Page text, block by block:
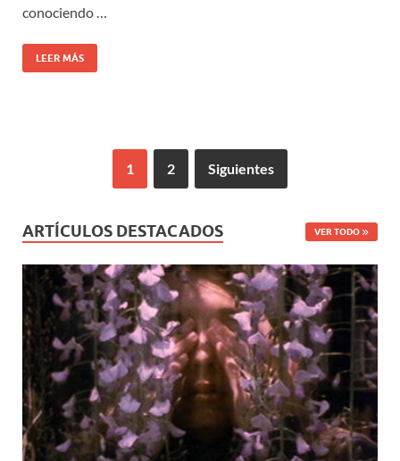
conociendo …
LEER MÁS
1 2 Siguientes
ARTÍCULOS DESTACADOS VER TODO